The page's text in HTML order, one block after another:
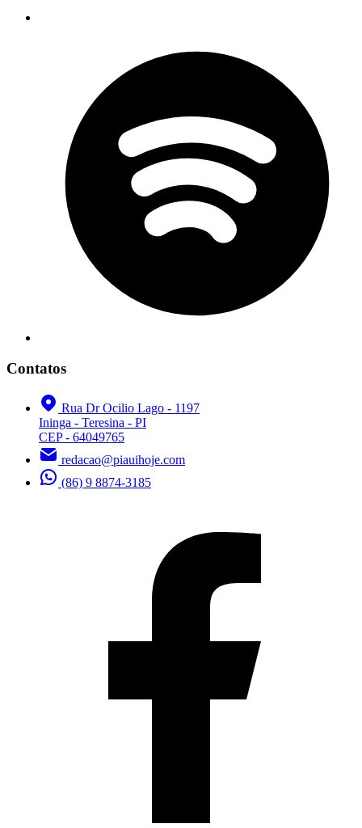
Contatos
Rua Dr Ocilio Lago - 1197
Ininga - Teresina - PI
CEP - 64049765
redacao@piauihoje.com
(86) 9 8874-3185